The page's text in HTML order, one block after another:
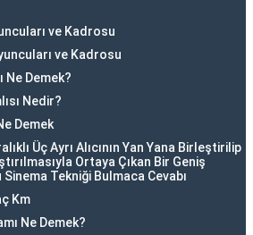
ve Kadrosu
ve Kadrosu
Ne Demek?
Nedir?
Demek
Üç Ayrı Alıcının Yan Yana Birleştirilip
Ortaya Çıkan Bir Geniş
Tekniği Bulmaca Cevabı
Km
Ne Demek?